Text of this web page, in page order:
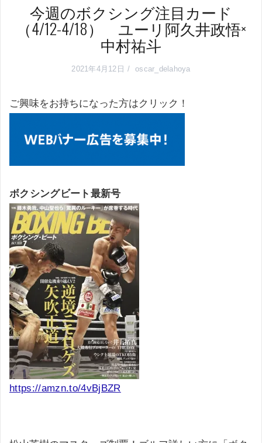
今週のボクシング注目カード
（4/12-4/18） ユーリ阿久井政悟×
中村祐斗
2021年4月12日 oscar_delahoya
ご興味をお持ちになった方はクリック！
ボクシングビート最新号
https://amzn.to/4vBjBZR